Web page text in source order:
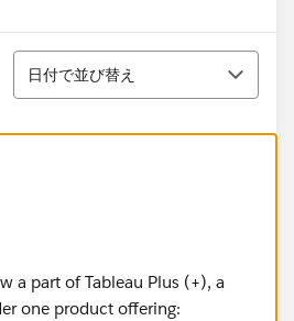
並び替え
日付で並び替え
a part of Tableau Plus (+), a
one product offering: